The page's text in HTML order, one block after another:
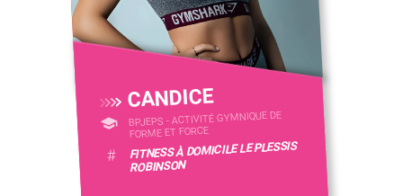
CANDICE
BPJEPS - ACTIVITÉ GYMNIQUE DE
FORME ET FORCE
# FITNESS À DOMICILE LE PLESSIS
ROBINSON